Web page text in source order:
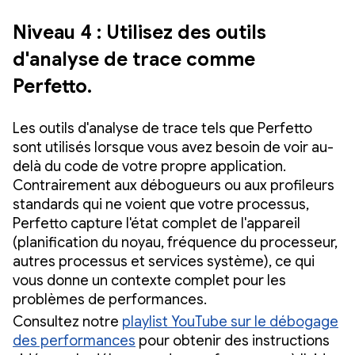
Niveau 4 : Utilisez des outils
d'analyse de trace comme
Perfetto.
Les outils d'analyse de trace tels que Perfetto
sont utilisés lorsque vous avez besoin de voir au-
delà du code de votre propre application.
Contrairement aux débogueurs ou aux profileurs
standards qui ne voient que votre processus,
Perfetto capture l'état complet de l'appareil
(planification du noyau, fréquence du processeur,
autres processus et services système), ce qui
vous donne un contexte complet pour les
problèmes de performances.
Consultez notre playlist YouTube sur le débogage
des performances pour obtenir des instructions